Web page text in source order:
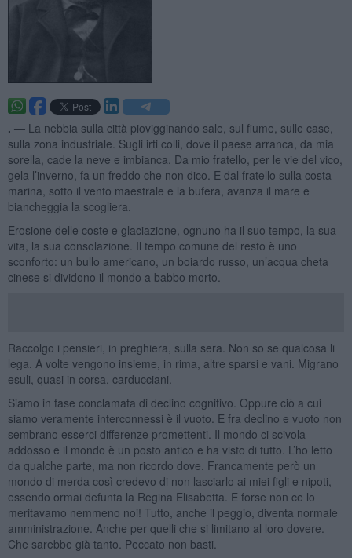
. — La nebbia sulla città piovigginando sale, sul fiume, sulle case,
sulla zona industriale. Sugli irti colli, dove il paese arranca, da mia
sorella, cade la neve e imbianca. Da mio fratello, per le vie del vico,
gela l’inverno, fa un freddo che non dico. E dal fratello sulla costa
marina, sotto il vento maestrale e la bufera, avanza il mare e
biancheggia la scogliera.
Erosione delle coste e glaciazione, ognuno ha il suo tempo, la sua
vita, la sua consolazione. Il tempo comune del resto è uno
sconforto: un bullo americano, un boiardo russo, un’acqua cheta
cinese si dividono il mondo a babbo morto.
Raccolgo i pensieri, in preghiera, sulla sera. Non so se qualcosa li
lega. A volte vengono insieme, in rima, altre sparsi e vani. Migrano
esuli, quasi in corsa, carducciani.
Siamo in fase conclamata di declino cognitivo. Oppure ciò a cui
siamo veramente interconnessi è il vuoto. E fra declino e vuoto non
sembrano esserci differenze promettenti. Il mondo ci scivola
addosso e il mondo è un posto antico e ha visto di tutto. L’ho letto
da qualche parte, ma non ricordo dove. Francamente però un
mondo di merda così credevo di non lasciarlo ai miei figli e nipoti,
essendo ormai defunta la Regina Elisabetta. E forse non ce lo
meritavamo nemmeno noi! Tutto, anche il peggio, diventa normale
amministrazione. Anche per quelli che si limitano al loro dovere.
Che sarebbe già tanto. Peccato non basti.